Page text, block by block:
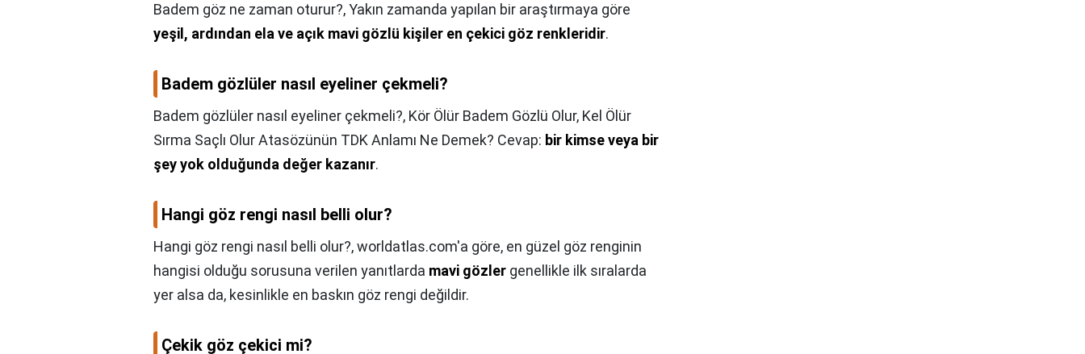
Badem göz ne zaman oturur?,Yakın zamanda yapılan bir araştırmaya göre
yeşil, ardından ela ve açık mavi gözlü kişiler en çekici göz renkleridir.
Badem gözlüler nasıl eyeliner çekmeli?
Badem gözlüler nasıl eyeliner çekmeli?, Kör Ölür Badem Gözlü Olur, Kel Ölür
Sırma Saçlı Olur Atasözünün TDK Anlamı Ne Demek? Cevap: bir kimse veya bir
şey yok olduğunda değer kazanır.
Hangi göz rengi nasıl belli olur?
Hangi göz rengi nasıl belli olur?,worldatlas.com'a göre, en güzel göz renginin
hangisi olduğu sorusuna verilen yanıtlarda mavi gözler genellikle ilk sıralarda
yer alsa da, kesinlikle en baskın göz rengi değildir.
Çekik göz çekici mi?